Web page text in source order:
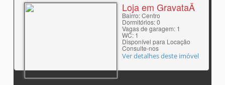
Loja em GravataÃ­
Bairro: Centro
Dormitórios: 0
Vagas de garagem: 1
WC: 1
Disponível para Locação
Consulte-nos
Ver detalhes deste imóvel